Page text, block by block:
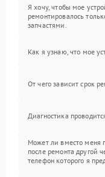
Я хочу, чтобы мое
ремонтировалось
запчастями.
Как я узнаю, что мое
От чего зависит срок
Диагностика
Может ли вместо меня
после ремонта другой
телефон которого я